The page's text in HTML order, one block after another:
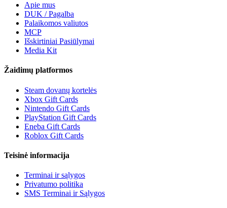
Apie mus
DUK / Pagalba
Palaikomos valiutos
MCP
Išskirtiniai Pasiūlymai
Media Kit
Žaidimų platformos
Steam dovanų kortelės
Xbox Gift Cards
Nintendo Gift Cards
PlayStation Gift Cards
Eneba Gift Cards
Roblox Gift Cards
Teisinė informacija
Terminai ir sąlygos
Privatumo politika
SMS Terminai ir Sąlygos